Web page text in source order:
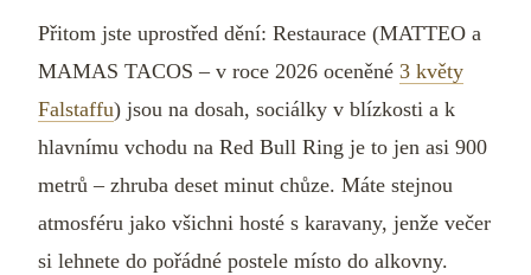
Přitom jste uprostřed dění: Restaurace (MATTEO a
MAMAS TACOS – v roce 2026 oceněné 3 květy
Falstaffu) jsou na dosah, sociálky v blízkosti a k
hlavnímu vchodu na Red Bull Ring je to jen asi 900
metrů – zhruba deset minut chůze. Máte stejnou
atmosféru jako všichni hosté s karavany, jenže večer
si lehnete do pořádné postele místo do alkovny.